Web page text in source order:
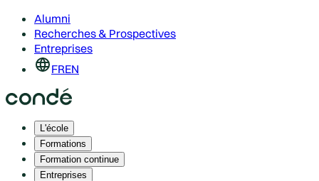
Alumni
Recherches & Prospectives
Entreprises
FREN
L'école
Formations
Formation continue
Entreprises